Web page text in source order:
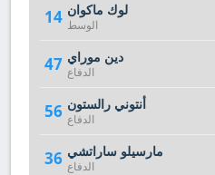
14 لوك ماكوان
الوسط
47 دين موراي
الدفاع
56 أنتوني رالستون
الدفاع
36 مارسيلو ساراتشي
الدفاع